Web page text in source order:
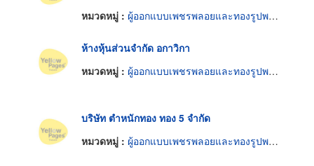
หมวดหมู่ : ผู้ออกแบบเพชรพลอยและทองรูปพรรณ
ห้างหุ้นส่วนจำกัด อกาวิกา
หมวดหมู่ : ผู้ออกแบบเพชรพลอยและทองรูปพรรณ
บริษัท ตำหนักทอง ทอง 5 จำกัด
หมวดหมู่ : ผู้ออกแบบเพชรพลอยและทองรูปพรรณ